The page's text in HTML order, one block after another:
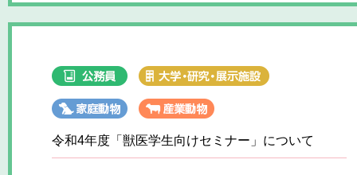
令和4年度「獣医学生向けセミナー」について